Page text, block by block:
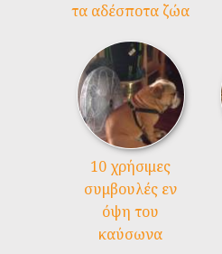
τα αδέσποτα ζώα
10 χρήσιμες
συμβουλές εν
όψη του
καύσωνα